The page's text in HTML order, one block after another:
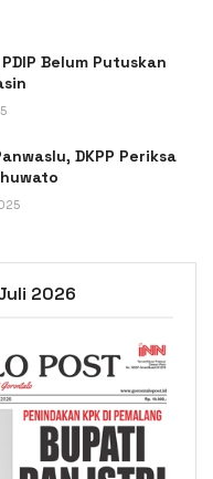
Belum Putuskan
DKPP Periksa
2026